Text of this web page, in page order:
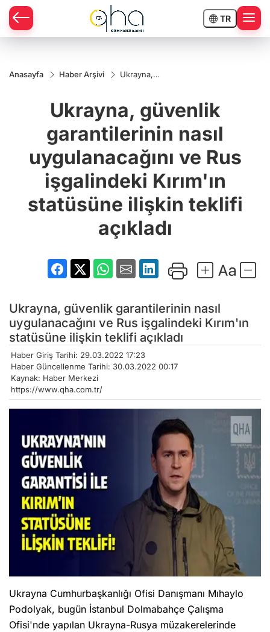
TR
Anasayfa Haber Arşivi
Ukrayna,
uygulanacağını
ve Rus
işgalindeki
Kırım'ın
statüsüne
ilişkin teklifi
açıkladı
Ukrayna, güvenlik
garantilerinin nasıl
uygulanacağını ve Rus
işgalindeki Kırım'ın
statüsüne ilişkin teklifi
açıkladı
Ukrayna, güvenlik garantilerinin nasıl
uygulanacağını ve Rus işgalindeki Kırım'ın
statüsüne ilişkin teklifi açıkladı
Haber Giriş Tarihi: 29.03.2022 17:23
Haber Güncellenme Tarihi: 30.03.2022 00:17
Kaynak: Haber Merkezi
https://www.qha.com.tr/
Ukrayna Cumhurbaşkanlığı Ofisi Danışmanı Mıhaylo
Podolyak, bugün İstanbul Dolmabahçe Çalışma
Ofisi'nde yapılan Ukrayna-Rusya müzakerelerinde